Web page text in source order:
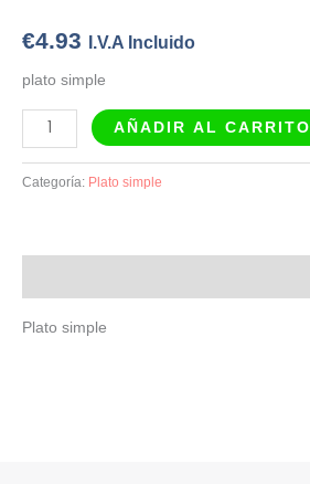
€4.93 I.V.A Incluido
plato simple
AÑADIR AL CARRITO
Categoría: Plato simple
Plato simple